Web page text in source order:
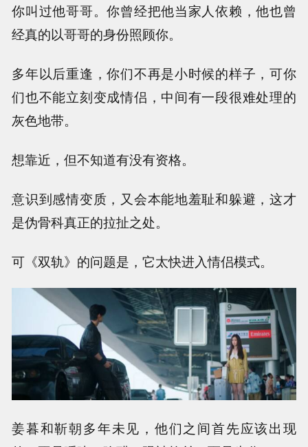
你叫过他哥哥。你曾经把他当家人依赖，他也曾
经真的以哥哥的身份照顾你。
多年以后重逢，你们不再是小时候的样子，可你
们也不能立刻变成情侣，中间有一段很难处理的
灰色地带。
想靠近，但不知道有没有资格。
意识到感情变质，又会本能地羞耻和躲避，这才
是伪骨科真正的拉扯之处。
可《双轨》的问题是，它太快进入情侣模式。
姜暮和靳朝多年未见，他们之间首先应该出现